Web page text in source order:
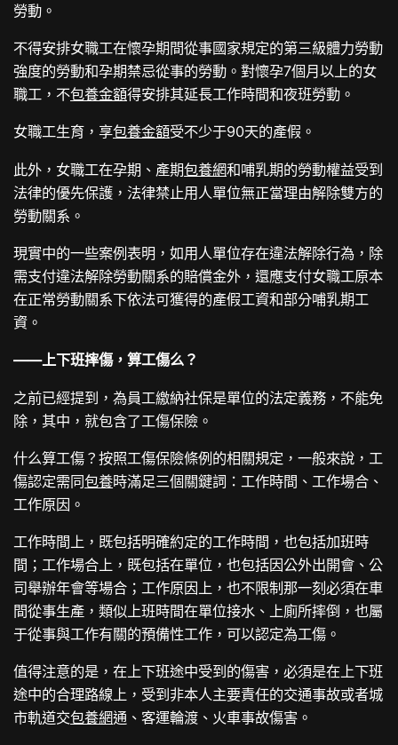
勞動。
不得安排女職工在懷孕期間從事國家規定的第三級體力勞動
強度的勞動和孕期禁忌從事的勞動。對懷孕7個月以上的女
職工，不包養金額得安排其延長工作時間和夜班勞動。
女職工生育，享包養金額受不少于90天的產假。
此外，女職工在孕期、產期包養網和哺乳期的勞動權益受到
法律的優先保護，法律禁止用人單位無正當理由解除雙方的
勞動關系。
現實中的一些案例表明，如用人單位存在違法解除行為，除
需支付違法解除勞動關系的賠償金外，還應支付女職工原本
在正常勞動關系下依法可獲得的產假工資和部分哺乳期工
資。
——上下班摔傷，算工傷么？
之前已經提到，為員工繳納社保是單位的法定義務，不能免
除，其中，就包含了工傷保險。
什么算工傷？按照工傷保險條例的相關規定，一般來說，工
傷認定需同包養時滿足三個關鍵詞：工作時間、工作場合、
工作原因。
工作時間上，既包括明確約定的工作時間，也包括加班時
間；工作場合上，既包括在單位，也包括因公外出開會、公
司舉辦年會等場合；工作原因上，也不限制那一刻必須在車
間從事生產，類似上班時間在單位接水、上廁所摔倒，也屬
于從事與工作有關的預備性工作，可以認定為工傷。
值得注意的是，在上下班途中受到的傷害，必須是在上下班
途中的合理路線上，受到非本人主要責任的交通事故或者城
市軌道交包養網通、客運輪渡、火車事故傷害。